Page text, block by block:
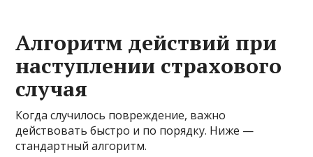
Алгоритм действий при
наступлении страхового
случая
Когда случилось повреждение, важно
действовать быстро и по порядку. Ниже —
стандартный алгоритм.